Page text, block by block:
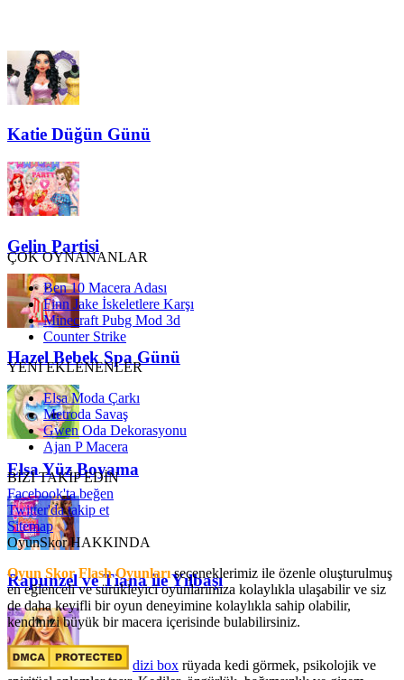
Katie Düğün Günü
Gelin Partisi
Hazel Bebek Spa Günü
Elsa Yüz Boyama
Rapunzel ve Tiana ile Yılbaşı
ÇOK OYNANANLAR
Ben 10 Macera Adası
Finn Jake İskeletlere Karşı
Minecraft Pubg Mod 3d
Counter Strike
YENİ EKLENENLER
Elsa Moda Çarkı
Metroda Savaş
Gwen Oda Dekorasyonu
Ajan P Macera
BİZİ TAKİP EDİN
Facebook'ta beğen
Twitter'da takip et
Sitemap
OyunSkor HAKKINDA
Oyun Skor Flash Oyunlarıseçeneklerimiz ile özenle oluşturulmuş
en eğlenceli ve sürükleyici oyunlarımıza kolaylıkla ulaşabilir ve siz
de daha keyifli bir oyun deneyimine kolaylıkla sahip olabilir,
kendinizi büyük bir macera içerisinde bulabilirsiniz.
dizi box rüyada kedi görmek​, psikolojik ve